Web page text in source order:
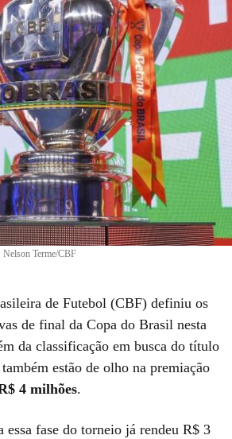
Nelson Terme/CBF
de Futebol (CBF) definiu os
de final da Copa do Brasil nesta
da classificação em busca do título
estão de olho na premiação
4 milhões.
essa fase do torneio já rendeu R$ 3